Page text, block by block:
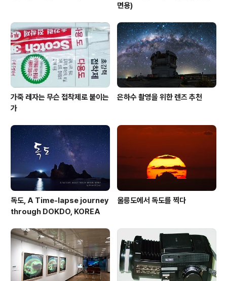
면용)
가죽 레자는 무슨 접착제로 붙이는
가
은하수 촬영을 위한 렌즈 추천
독도, A Time-lapse journey
through DOKDO, KOREA
울릉도에서 독도를 찍다